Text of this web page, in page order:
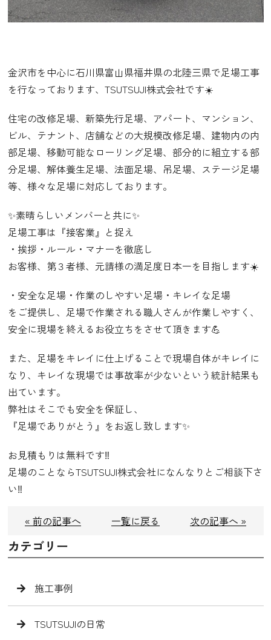
金沢市を中心に石川県富山県福井県の北陸三県で足場工事
を行なっております、TSUTSUJI株式会社です☀️
住宅の改修足場、新築先行足場、アパート、マンション、
ビル、テナント、店舗などの大規模改修足場、建物内の内
部足場、移動可能なローリング足場、部分的に組立する部
分足場、解体養生足場、法面足場、吊足場、ステージ足場
等、様々な足場に対応しております。
✨素晴らしいメンバーと共に✨
足場工事は『接客業』と捉え
・挨拶・ルール・マナーを徹底し
お客様、第３者様、元請様の満足度日本一を目指します☀️
・安全な足場・作業のしやすい足場・キレイな足場
をご提供し、足場で作業される職人さんが作業しやすく、
安全に現場を終えるお役立ちをさせて頂きます💪
また、足場をキレイに仕上げることで現場自体がキレイに
なり、キレイな現場では事故率が少ないという統計結果も
出ています。
弊社はそこでも安全を保証し、
『足場でありがとう』をお返し致します✨
お見積もりは無料です‼️
足場のことならTSUTSUJI株式会社になんなりとご相談下さ
い‼️
« 前の記事へ 一覧に戻る 次の記事へ »
カテゴリー
施工事例
TSUTSUJIの日常